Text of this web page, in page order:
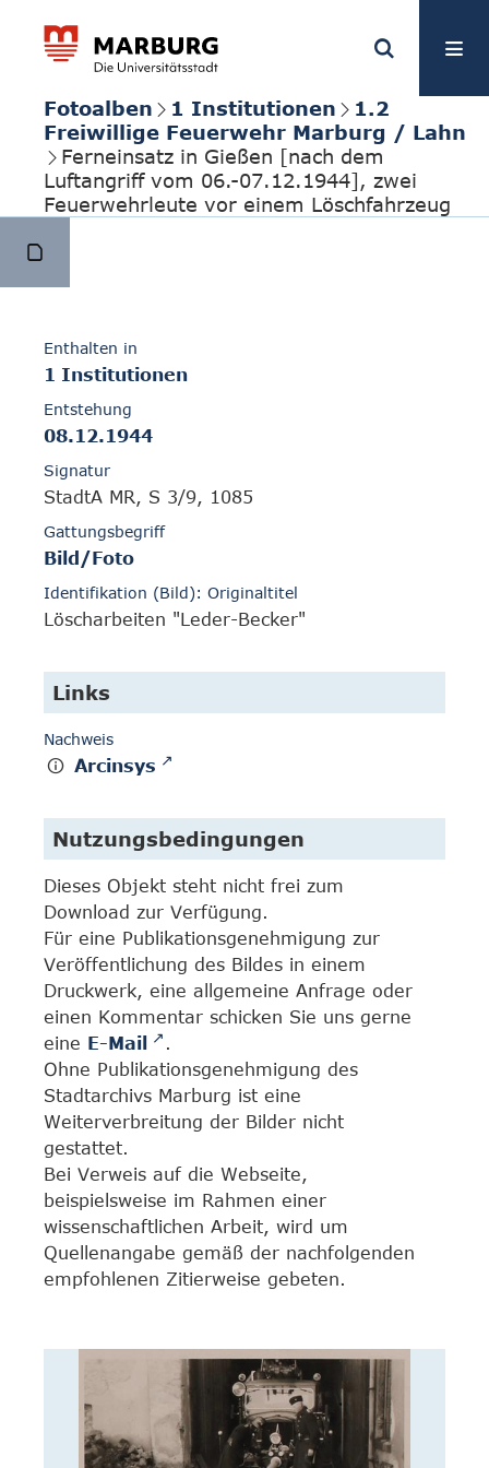
Fotoalben 1 Institutionen
1.2
Freiwillige Feuerwehr Marburg / Lahn
Ferneinsatz in Gießen [nach dem
Luftangriff vom 06.-07.12.1944], zwei
Feuerwehrleute vor einem Löschfahrzeug
Enthalten in
1 Institutionen
Entstehung
08.12.1944
Signatur
StadtA MR, S 3/9, 1085
Gattungsbegriff
Bild/Foto
Identifikation (Bild): Originaltitel
Löscharbeiten "Leder-Becker"
Links
Nachweis
Arcinsys
Nutzungsbedingungen
Dieses Objekt steht nicht frei zum
Download zur Verfügung.
Für eine Publikationsgenehmigung zur
Veröffentlichung des Bildes in einem
Druckwerk, eine allgemeine Anfrage oder
einen Kommentar schicken Sie uns gerne
eine E-Mail
.
Ohne Publikationsgenehmigung des
Stadtarchivs Marburg ist eine
Weiterverbreitung der Bilder nicht
gestattet.
Bei Verweis auf die Webseite,
beispielsweise im Rahmen einer
wissenschaftlichen Arbeit, wird um
Quellenangabe gemäß der nachfolgenden
empfohlenen Zitierweise gebeten.